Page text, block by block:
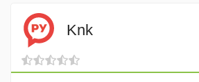
Knk